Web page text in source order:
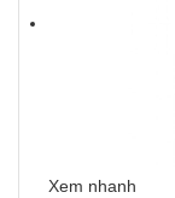
Xem nhanh